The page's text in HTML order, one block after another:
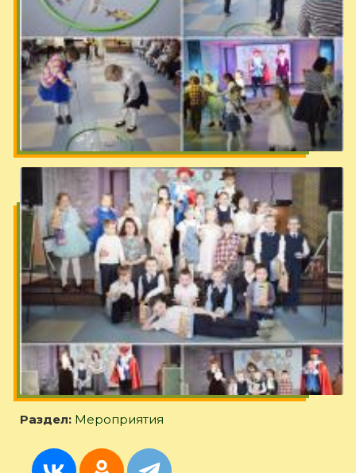
Раздел: Мероприятия